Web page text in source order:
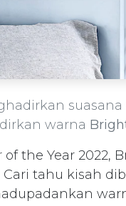
warna
of the Year
tahu kisah